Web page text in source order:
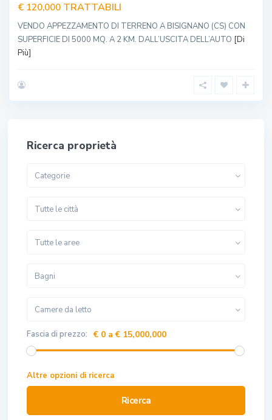
€ 120,000 TRATTABILI
VENDO APPEZZAMENTO DI TERRENO A BISIGNANO (CS) CON
SUPERFICIE DI 5000 MQ. A 2 KM. DALL’USCITA DELL’AUTO [Di
Più]
Ricerca proprietà
Categorie
Tutte le città
Tutte le aree
Bagni
Camere da letto
Fascia di prezzo: € 0 a € 15,000,000
Altre opzioni di ricerca
Ricerca